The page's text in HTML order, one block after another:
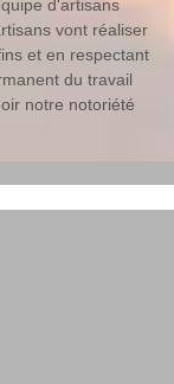
d'artisans
vont réaliser
et en respectant
du travail
notre notoriété